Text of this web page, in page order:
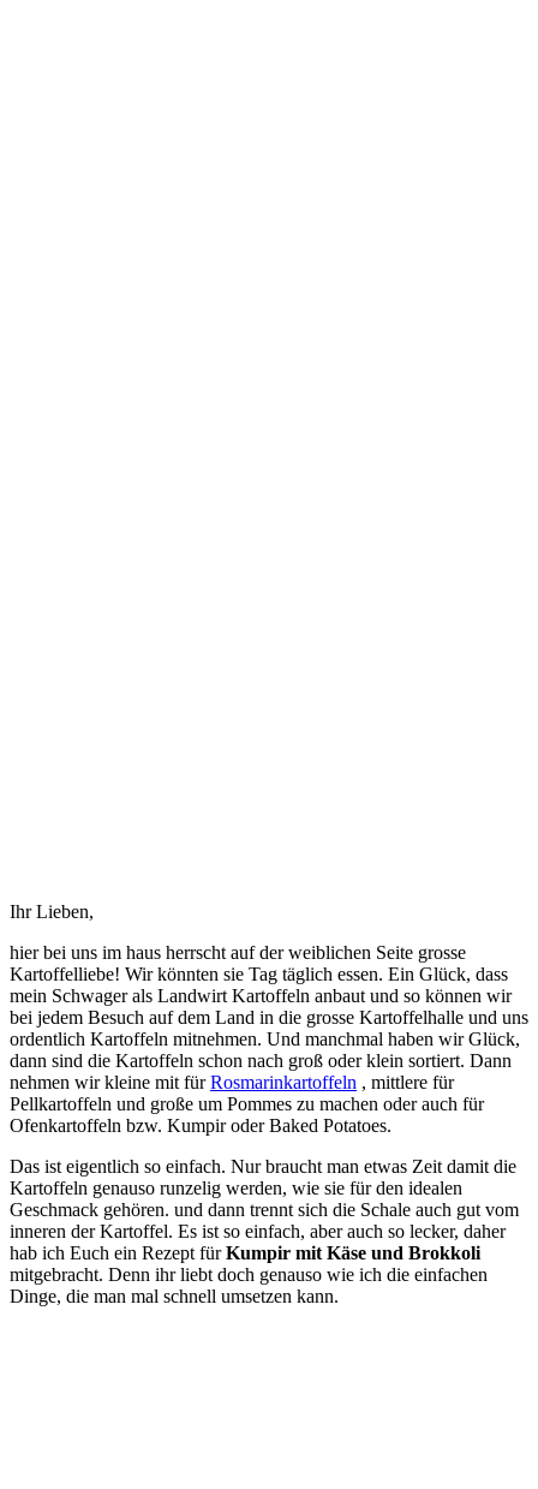
Ihr Lieben,
hier bei uns im haus herrscht auf der weiblichen Seite grosse
Kartoffelliebe! Wir könnten sie Tag täglich essen. Ein Glück, dass
mein Schwager als Landwirt Kartoffeln anbaut und so können wir
bei jedem Besuch auf dem Land in die grosse Kartoffelhalle und uns
ordentlich Kartoffeln mitnehmen. Und manchmal haben wir Glück,
dann sind die Kartoffeln schon nach groß oder klein sortiert. Dann
nehmen wir kleine mit fürRosmarinkartoffeln , mittlere für
Pellkartoffeln und große um Pommes zu machen oder auch für
Ofenkartoffeln bzw. Kumpir oder Baked Potatoes.
Das ist eigentlich so einfach. Nur braucht man etwas Zeit damit die
Kartoffeln genauso runzelig werden, wie sie für den idealen
Geschmack gehören. und dann trennt sich die Schale auch gut vom
inneren der Kartoffel. Es ist so einfach, aber auch so lecker, daher
hab ich Euch ein Rezept fürKumpir mit Käse und Brokkoli
mitgebracht. Denn ihr liebt doch genauso wie ich die einfachen
Dinge, die man mal schnell umsetzen kann.